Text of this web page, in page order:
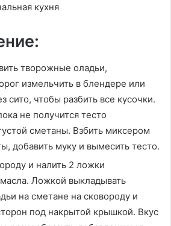
кухня
творожные оладьи,
измельчить в блендере или
сито, чтобы разбить все кусочки.
не получится тесто
сметаны. Взбить миксером
добавить муку и вымесить тесто.
и налить 2 ложки
Ложкой выкладывать
на сметане на сковороду и
под накрытой крышкой. Вкус